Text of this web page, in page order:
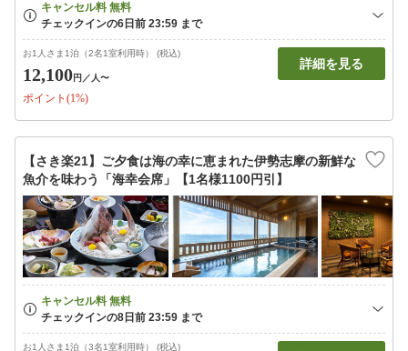
お1人さま1泊（2名1室利用時） (税込)
12,100円 ／人〜
ポイント(1%)
詳細を見る
【さき楽21】ご夕食は海の幸に恵まれた伊勢志摩の新鮮な
魚介を味わう「海幸会席」【1名様1100円引】
お1人さま1泊（3名1室利用時） (税込)